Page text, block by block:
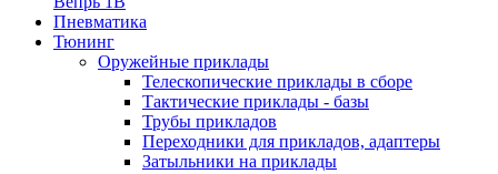
Пневматика
Тюнинг
Оружейные приклады
Телескопические приклады в сборе
Тактические приклады - базы
Трубы прикладов
Переходники для прикладов, адаптеры
Затыльники на приклады